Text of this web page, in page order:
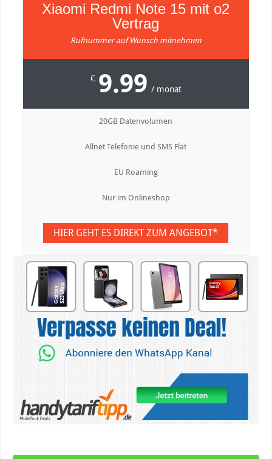
Xiaomi Redmi Note 15 mit o2
Vertrag
Rufnummer auf Wunsch mitnehmen
€ 9.99 / monat
20GB Datenvolumen
Allnet Telefonie und SMS Flat
EU Roaming
Nur im Onlineshop
HIER GEHT ES DIREKT ZUM ANGEBOT*